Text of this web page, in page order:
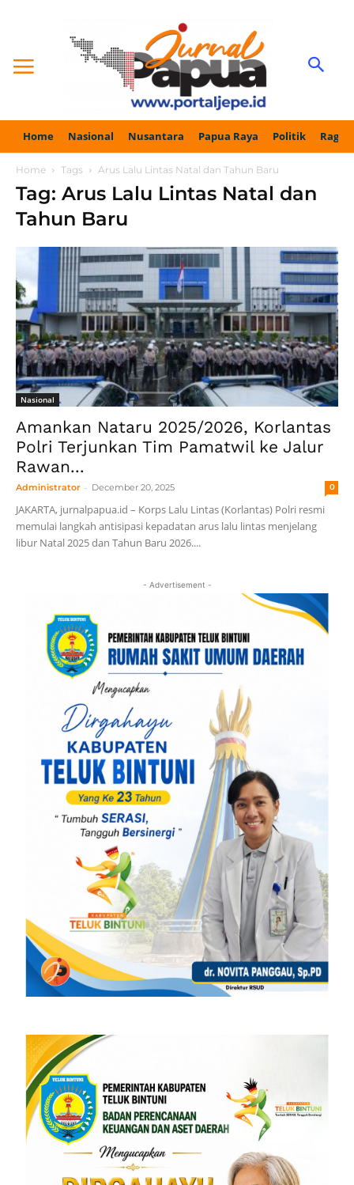
Home Nasional Nusantara Papua Raya Politik
Home Tags Arus Lalu Lintas Natal dan Tahun Baru
Tag: Arus Lalu Lintas Natal dan
Tahun Baru
Nasional
Amankan Nataru 2025/2026, Korlantas
Polri Terjunkan Tim Pamatwil ke Jalur
Rawan...
Administrator - December 20, 2025 0
JAKARTA, jurnalpapua.id – Korps Lalu Lintas (Korlantas) Polri resmi
memulai langkah antisipasi kepadatan arus lalu lintas menjelang
libur Natal 2025 dan Tahun Baru 2026....
- Advertisement -